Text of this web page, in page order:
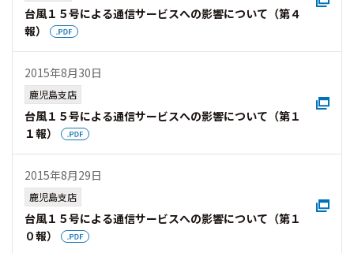
台風１５号による通信サービスへの影響について（第４
報）
2015年8月30日
鹿児島支店
台風１５号による通信サービスへの影響について（第１
１報）
2015年8月29日
鹿児島支店
台風１５号による通信サービスへの影響について（第１
０報）